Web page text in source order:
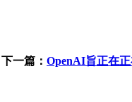
下一篇： OpenAI旨正在